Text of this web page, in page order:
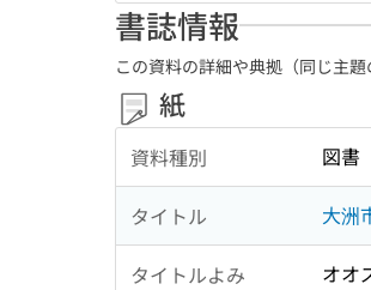
書誌情報
この資料の詳細や典拠（同じ主
紙
資料種別 図書
タイトル 大洲
タイトルよみ オオ